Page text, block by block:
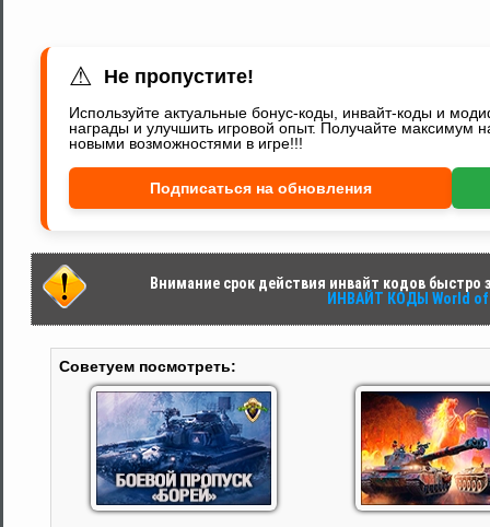
⚠ Не пропустите!
Используйте актуальные бонус-коды, инвайт-коды и
награды и улучшить игровой опыт. Получайте максимум
новыми возможностями в игре!!!
Подписаться на обновления
Внимание срок действия инвайт кодов быстро
ИНВАЙТ КОДЫ World
Советуем посмотреть: